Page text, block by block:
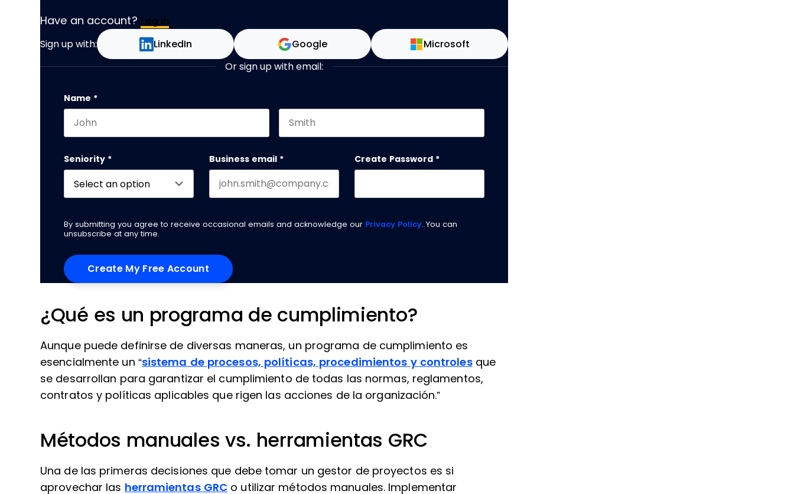
Have an account? Log In
Sign up with: LinkedIn Google Microsoft
Or sign up with email:
Facebook
Name *
Seniority * Business email * Create Password *
By submitting you agree to receive occasional emails and acknowledge our Privacy Policy. You can
unsubscribe at any time.
¿Qué es un programa de cumplimiento?
Aunque puede definirse de diversas maneras, un programa de cumplimiento es
esencialmente un “sistema de procesos, políticas, procedimientos y controlesque
se desarrollan para garantizar el cumplimiento de todas las normas, reglamentos,
contratos y políticas aplicables que rigen las acciones de la organización.”
Métodos manuales vs. herramientas GRC
Una de las primeras decisiones que debe tomar un gestor de proyectos es si
aprovechar las herramientas GRC o utilizar métodos manuales. Implementar